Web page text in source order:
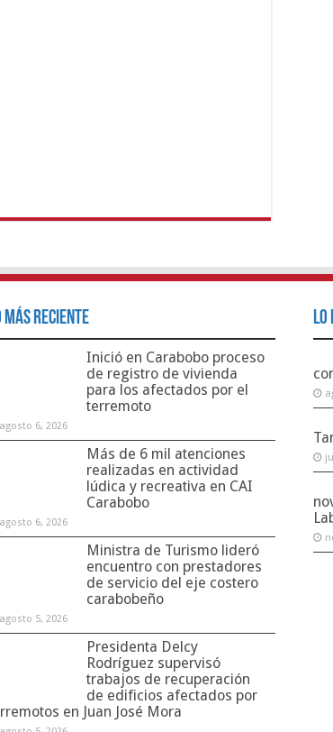
Más Reciente
Inició en Carabobo proceso
de registro de vivienda
para los afectados por el
terremoto
agosto 6, 2026
Más de 6 mil atenciones
realizadas en actividad
lúdica y recreativa en CAI
Carabobo
agosto 6, 2026
Ministra de Turismo lideró
encuentro con prestadores
de servicio del eje costero
carabobeño
agosto 5, 2026
Presidenta Delcy
Rodríguez supervisó
trabajos de recuperación
de edificios afectados por
en Juan José Mora
Lo